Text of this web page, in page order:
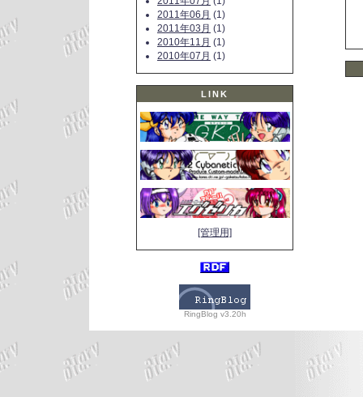
2011年06月 (1)
2011年03月 (1)
2010年11月 (1)
2010年07月 (1)
LINK
[管理用]
RingBlog v3.20h